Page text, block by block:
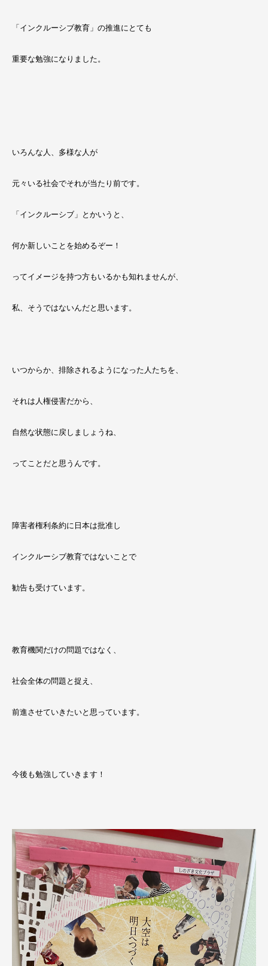
「インクルーシブ教育」の推進にとても
重要な勉強になりました。
いろんな人、多様な人が
元々いる社会でそれが当たり前です。
「インクルーシブ」とかいうと、
何か新しいことを始めるぞー！
ってイメージを持つ方もいるかも知れませんが、
私、そうではないんだと思います。
いつからか、排除されるようになった人たちを、
それは人権侵害だから、
自然な状態に戻しましょうね、
ってことだと思うんです。
障害者権利条約に日本は批准し
インクルーシブ教育ではないことで
勧告も受けています。
教育機関だけの問題ではなく、
社会全体の問題と捉え、
前進させていきたいと思っています。
今後も勉強していきます！